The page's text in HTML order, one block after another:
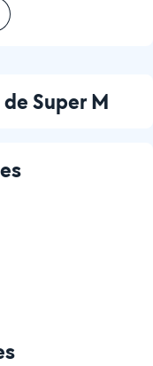
Super M